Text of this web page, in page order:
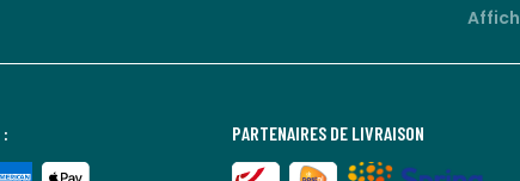
: PARTENAIRES DE LIVRAISON